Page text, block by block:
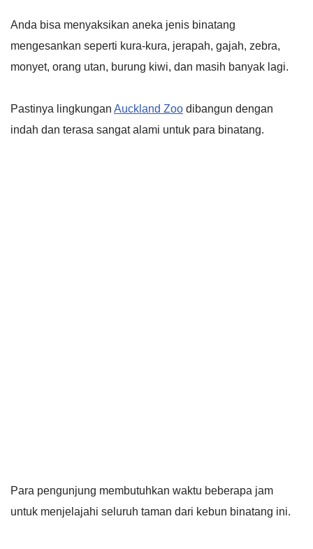
Anda bisa menyaksikan aneka jenis binatang
mengesankan seperti kura-kura, jerapah, gajah, zebra,
monyet, orang utan, burung kiwi, dan masih banyak lagi.
Pastinya lingkungan Auckland Zoo dibangun dengan
indah dan terasa sangat alami untuk para binatang.
Para pengunjung membutuhkan waktu beberapa jam
untuk menjelajahi seluruh taman dari kebun binatang ini.